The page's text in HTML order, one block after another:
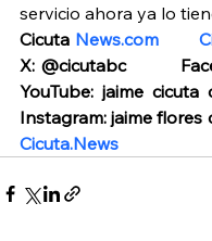
servicio ahora ya lo
Cicuta News.com
X: @cicutabc
YouTube: jaime
Cicuta.News